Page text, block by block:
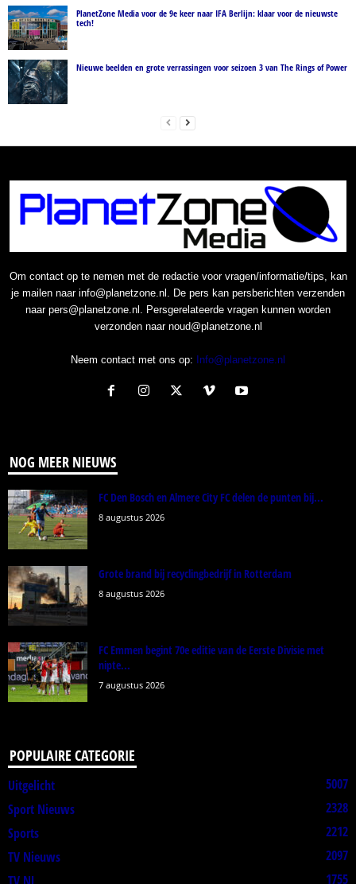
PlanetZone Media voor de 9e keer naar IFA Berlijn: klaar voor de nieuwste
tech!
Nieuwe beelden en grote verrassingen voor seizoen 3 van The Rings of Power
Om contact op te nemen met de redactie voor vragen/informatie/tips, kan
je mailen naar info@planetzone.nl. De pers kan persberichten verzenden
naar pers@planetzone.nl. Persgerelateerde vragen kunnen worden
verzonden naar noud@planetzone.nl
Neem contact met ons op: Info@planetzone.nl
NOG MEER NIEUWS
FC Den Bosch en Almere City FC delen de punten bij...
8 augustus 2026
Grote brand bij recyclingbedrijf in Rotterdam
8 augustus 2026
FC Emmen begint 70e editie van de Eerste Divisie met
nipte...
7 augustus 2026
POPULAIRE CATEGORIE
Uitgelicht
5007
Sport Nieuws
2328
Sports
2212
TV Nieuws
2097
1755